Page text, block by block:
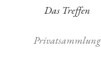
Das Treffen
Privatsammlung